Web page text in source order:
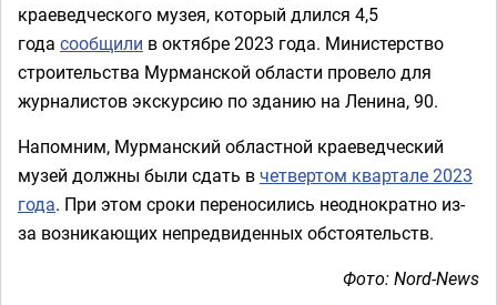
краеведческого музея, который длился 4,5
года сообщили в октябре 2023 года. Министерство
строительства Мурманской области провело для
журналистов экскурсию по зданию на Ленина, 90.
Напомним, Мурманский областной краеведческий
музей должны были сдать вчетвертом квартале 2023
года. При этом сроки переносились неоднократно из-
за возникающих непредвиденных обстоятельств.
Фото: Nord-News